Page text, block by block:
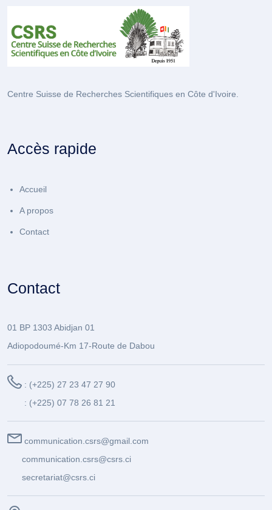
Centre Suisse de Recherches Scientifiques en Côte d'Ivoire.
Accès rapide
Accueil
A propos
Contact
Contact
01 BP 1303 Abidjan 01
Adiopodoumé-Km 17-Route de Dabou
: (+225) 27 23 47 27 90
: (+225) 07 78 26 81 21
communication.csrs@gmail.com
communication.csrs@csrs.ci
secretariat@csrs.ci